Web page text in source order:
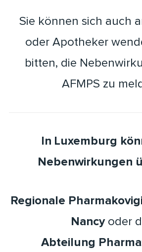
Sie können sich auch
oder Apotheker
bitten, die
AFMPS zu
In Luxemburg
Nebenwirkungen
Regionale
Nancyoder
Abteilung